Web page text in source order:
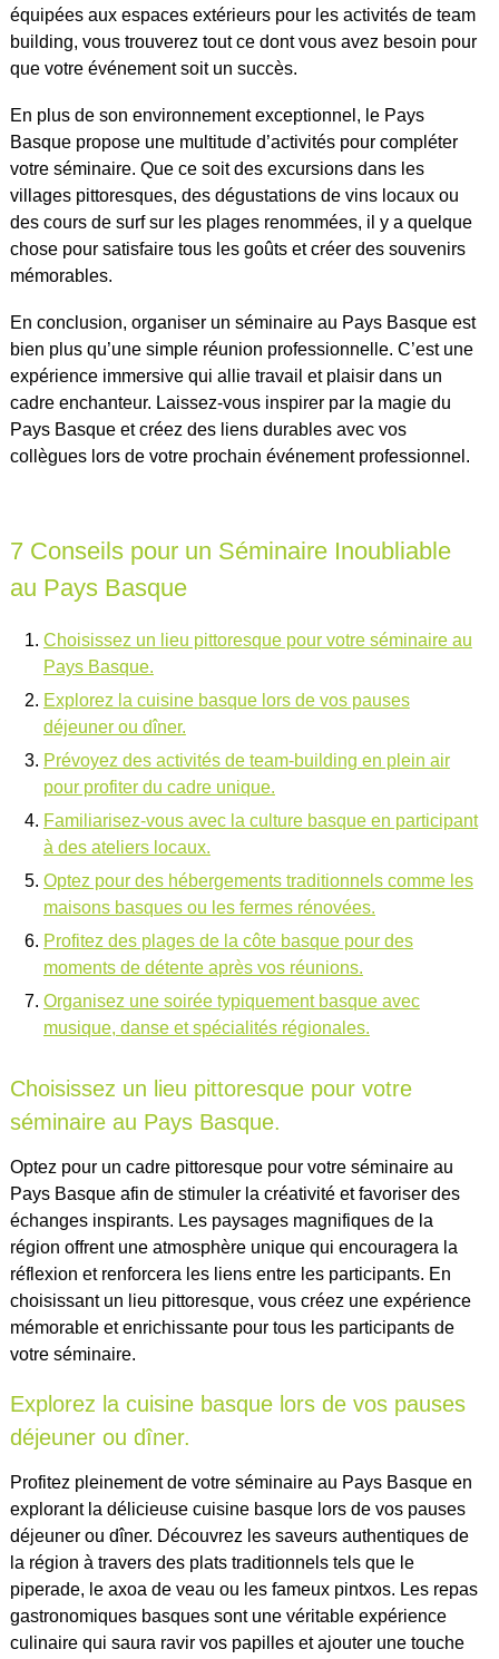
équipées aux espaces extérieurs pour les activités de team
building, vous trouverez tout ce dont vous avez besoin pour
que votre événement soit un succès.
En plus de son environnement exceptionnel, le Pays
Basque propose une multitude d’activités pour compléter
votre séminaire. Que ce soit des excursions dans les
villages pittoresques, des dégustations de vins locaux ou
des cours de surf sur les plages renommées, il y a quelque
chose pour satisfaire tous les goûts et créer des souvenirs
mémorables.
En conclusion, organiser un séminaire au Pays Basque est
bien plus qu’une simple réunion professionnelle. C’est une
expérience immersive qui allie travail et plaisir dans un
cadre enchanteur. Laissez-vous inspirer par la magie du
Pays Basque et créez des liens durables avec vos
collègues lors de votre prochain événement professionnel.
7 Conseils pour un Séminaire Inoubliable
au Pays Basque
Choisissez un lieu pittoresque pour votre séminaire au
Pays Basque.
Explorez la cuisine basque lors de vos pauses
déjeuner ou dîner.
Prévoyez des activités de team-building en plein air
pour profiter du cadre unique.
Familiarisez-vous avec la culture basque en participant
à des ateliers locaux.
Optez pour des hébergements traditionnels comme les
maisons basques ou les fermes rénovées.
Profitez des plages de la côte basque pour des
moments de détente après vos réunions.
Organisez une soirée typiquement basque avec
musique, danse et spécialités régionales.
Choisissez un lieu pittoresque pour votre
séminaire au Pays Basque.
Optez pour un cadre pittoresque pour votre séminaire au
Pays Basque afin de stimuler la créativité et favoriser des
échanges inspirants. Les paysages magnifiques de la
région offrent une atmosphère unique qui encouragera la
réflexion et renforcera les liens entre les participants. En
choisissant un lieu pittoresque, vous créez une expérience
mémorable et enrichissante pour tous les participants de
votre séminaire.
Explorez la cuisine basque lors de vos pauses
déjeuner ou dîner.
Profitez pleinement de votre séminaire au Pays Basque en
explorant la délicieuse cuisine basque lors de vos pauses
déjeuner ou dîner. Découvrez les saveurs authentiques de
la région à travers des plats traditionnels tels que le
piperade, le axoa de veau ou les fameux pintxos. Les repas
gastronomiques basques sont une véritable expérience
culinaire qui saura ravir vos papilles et ajouter une touche